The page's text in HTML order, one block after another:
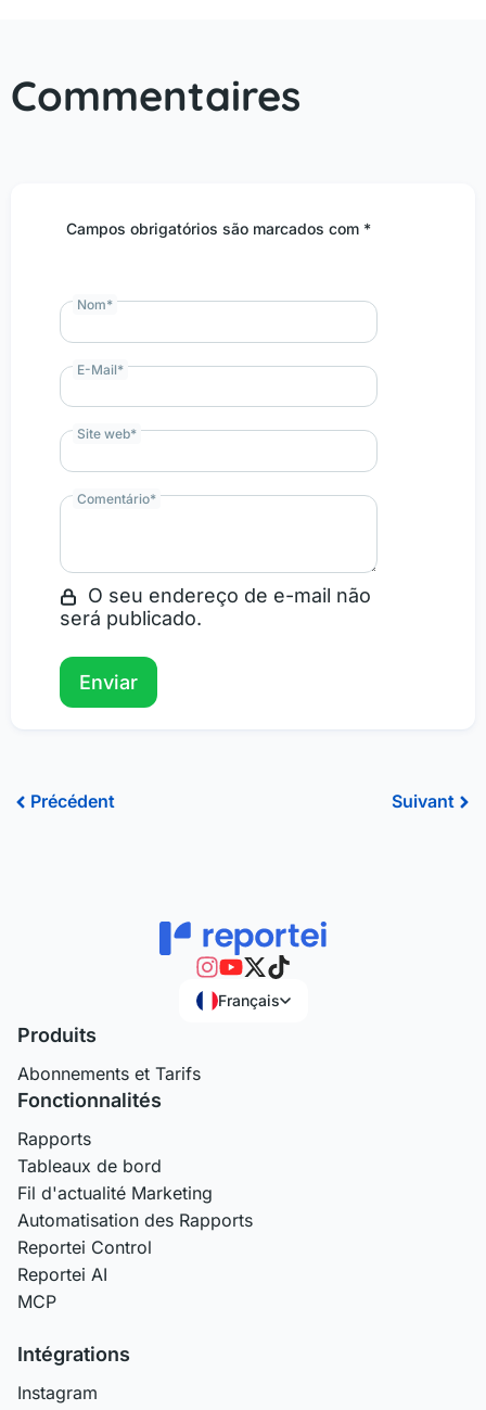
Commentaires
Campos obrigatórios são marcados com *
Comentário*
O seu endereço de e-mail não
será publicado.
Nom*
E-Mail*
Site web*
Précédent
Précédent Suivant
Français
Produits
Abonnements et Tarifs
Fonctionnalités
Rapports
Tableaux de bord
Fil d'actualité Marketing
Automatisation des Rapports
Reportei Control
Reportei AI
MCP
Intégrations
Instagram